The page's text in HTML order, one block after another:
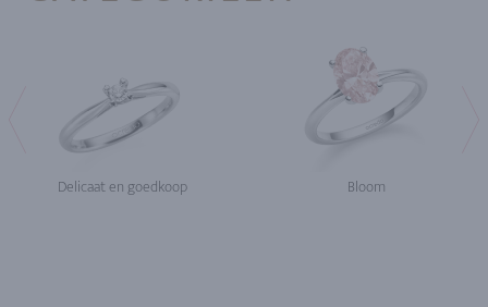
Delicaat en goedkoop Bloom